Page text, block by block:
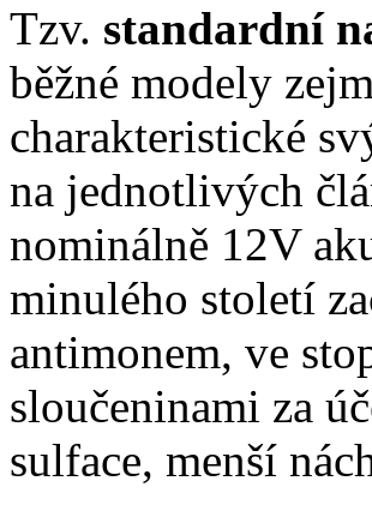
Tzv. standardní
běžné modely
charakteristické
na jednotlivých
nominálně 12V
minulého století
antimonem, ve
sloučeninami za
sulface, menší